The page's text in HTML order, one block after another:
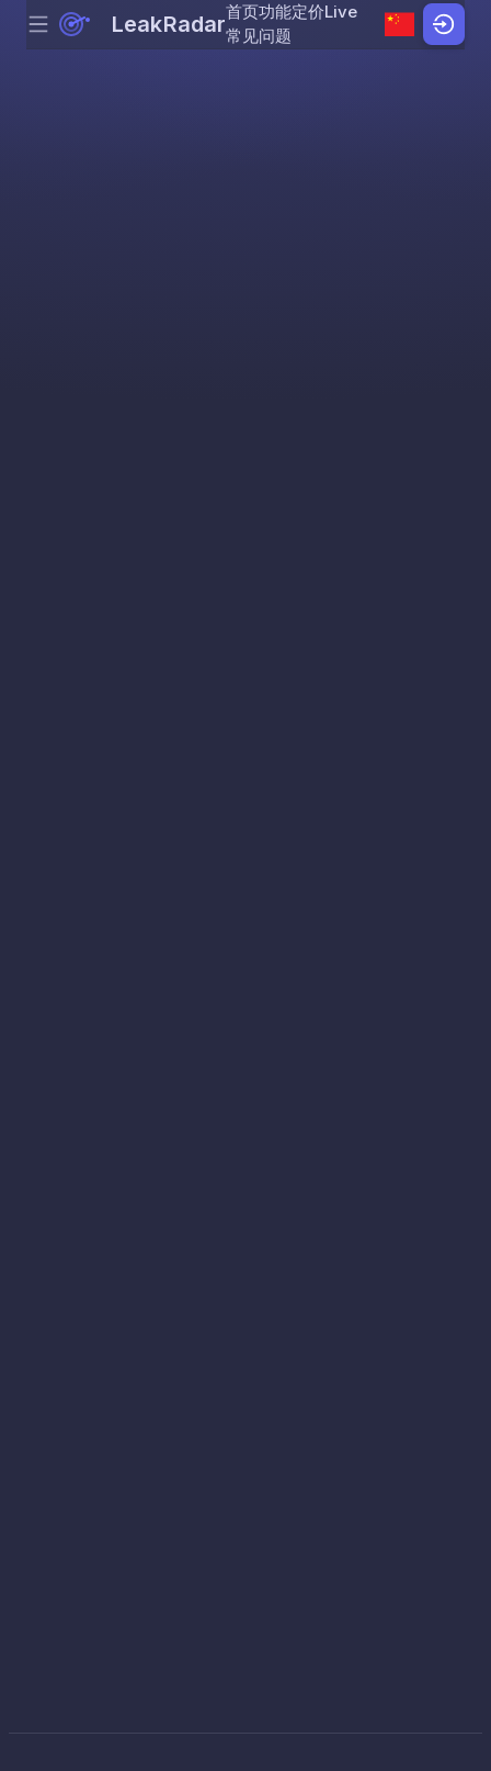
Skip to content
Menu LeakRadar首页功能定价Live
常见问题